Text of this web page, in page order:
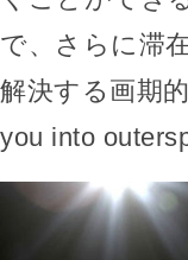
で、さらに滞
解決する画期
you into